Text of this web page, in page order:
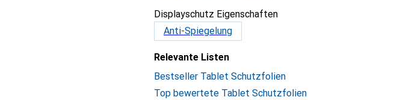
Displayschutz Eigenschaften
Anti-Spiegelung
Relevante Listen
Bestseller Tablet Schutzfolien
Top bewertete Tablet Schutzfolien